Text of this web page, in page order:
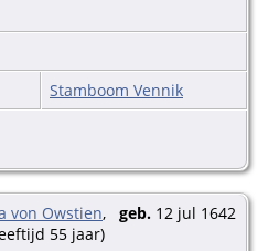
Stamboom Vennik
von Owstien, geb. 12 jul 1642
55 jaar)